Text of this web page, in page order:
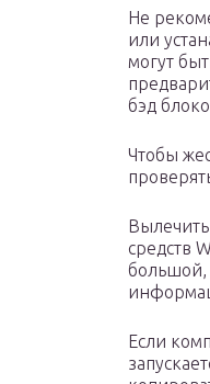
Не
или
могут
бэд
Чтобы
средств
большой,
Если